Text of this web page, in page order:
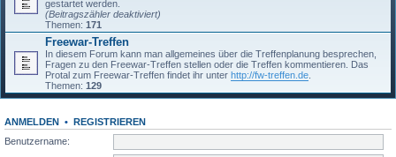
gestartet werden.
(Beitragszähler deaktiviert)
Themen: 171
Freewar-Treffen
In diesem Forum kann man allgemeines über die Treffenplanung besprechen,
Fragen zu den Freewar-Treffen stellen oder die Treffen kommentieren. Das
Protal zum Freewar-Treffen findet ihr unter http://fw-treffen.de
Themen: 129
ANMELDEN • REGISTRIEREN
Benutzername: